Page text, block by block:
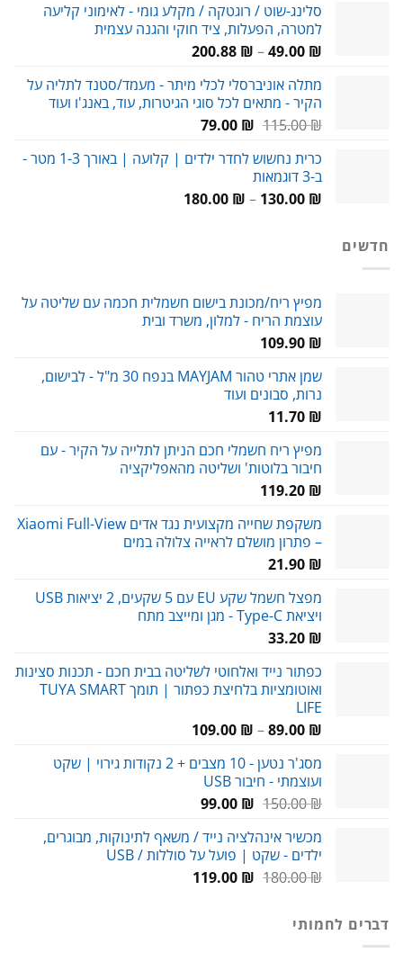
סלינג-שוט / רוגטקה / מקלע גומי - לאימוני קליעה
למטרה, הפעלות, ציד חוקי והגנה עצמית
49.00 ₪
–
200.88 ₪
טווח
עד
מתלה אוניברסלי לכלי מיתר - מעמד/סטנד לתליה על
הקיר - מתאים לכל סוגי הגיטרות, עוד, באנג'ו ועוד
115.00₪
המחיר
היה:
115.00 ₪.
79.00 ₪
המחיר
הוא:
כרית נחשוש לחדר ילדים | קלועה | באורך 1-3 מטר -
ב-3 דוגמאות
130.00 ₪
–
180.00 ₪
חדשים
מפיץ ריח/מכונת בישום חשמלית חכמה עם שליטה על
עוצמת הריח - למלון, משרד ובית
109.90 ₪
שמן אתרי טהור MAYJAM בנפח 30 מ"ל - לבישום,
נרות, סבונים ועוד
11.70 ₪
מפיץ ריח חשמלי חכם הניתן לתלייה על הקיר - עם
חיבור בלוטות' ושליטה מהאפליקציה
119.20 ₪
משקפת שחייה מקצועית נגד אדים Xiaomi Full-View
– פתרון מושלם לראייה צלולה במים
21.90 ₪
מפצל חשמל שקע EU עם 5 שקעים, 2 יציאות USB
ויציאת Type-C - מגן ומייצב מתח
33.20 ₪
כפתור נייד ואלחוטי לשליטה בבית חכם - תכנות סצינות
ואוטומציות בלחיצת כפתור | תומך TUYA SMART
LIFE
89.00 ₪
–
109.00 ₪
מסג'ר נטען - 10 מצבים + 2 נקודות גירוי | שקט
ועוצמתי - חיבור USB
150.00₪
המחיר
היה:
150.00 ₪.
99.00 ₪
המחיר
הוא:
99.00 ₪.
מכשיר אינהלציה נייד / משאף לתינוקות, מבוגרים,
ילדים - שקט | פועל על סוללות / USB
180.00₪
המחיר119.00 ₪
המחיר
דברים לחמותי